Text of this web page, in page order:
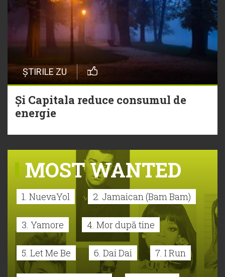
ȘTIRILE ZU
Și Capitala reduce consumul de
energie
MOST WANTED
1. NuevaYol 2. Jamaican (Bam Bam)
3. Yamore 4. Mor după tine
5. Let Me Be 6. Dai Dai 7. I Run